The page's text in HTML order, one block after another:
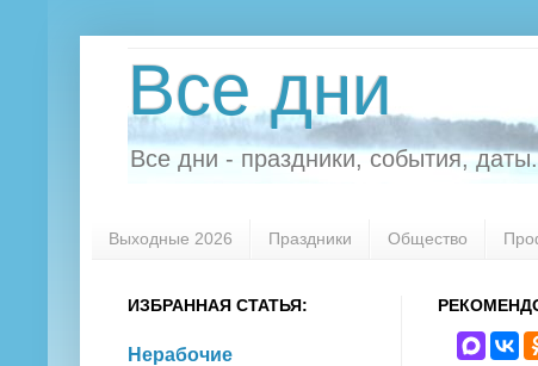
Все дни
Все дни - праздники, события,
Выходные 2026 Праздники Общество
ИЗБРАННАЯ СТАТЬЯ:
Нерабочие